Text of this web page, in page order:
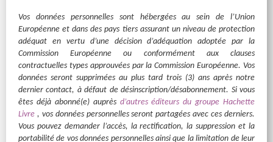
Vos données personnelles sont hébergées au sein de l’Union
Européenne et dans des pays tiers assurant un niveau de protection
adéquat en vertu d’une décision d’adéquation adoptée par la
Commission Européenne ou conformément aux clauses
contractuelles types approuvées par la Commission Européenne. Vos
données seront supprimées au plus tard trois (3) ans après notre
dernier contact, à défaut de désinscription/désabonnement. Si vous
êtes déjà abonné(e) auprès d’autres éditeurs du groupe Hachette
Livre , vos données personnelles seront partagées avec ces derniers.
Vous pouvez demander l’accès, la rectification, la suppression et la
portabilité de vos données personnelles ainsi que la limitation de leur